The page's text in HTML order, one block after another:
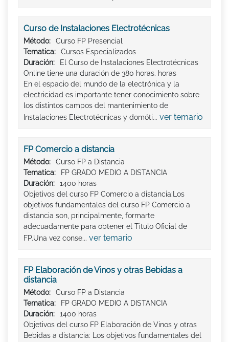
Curso de Instalaciones Electrotécnicas
Método:
Curso FP Presencial
Tematica:
Cursos Especializados
Duración:
El Curso de Instalaciones Electrotécnicas
Online tiene una duración de 380 horas. horas
En el espacio del mundo de la electrónica y la
electricidad es importante tener conocimiento sobre
los distintos campos del mantenimiento de
Instalaciones Electrotécnicas y domóti... ver temario
FP Comercio a distancia
Método:
Curso FP a Distancia
Tematica:
FP GRADO MEDIO A DISTANCIA
Duración:
1400 horas
Objetivos del curso FP Comercio a distancia:Los
objetivos fundamentales del curso FP Comercio a
distancia son, principalmente, formarte
adecuadamente para obtener el Titulo Oficial de
FP.Una vez conse... ver temario
FP Elaboración de Vinos y otras Bebidas a
distancia
Método:
Curso FP a Distancia
Tematica:
FP GRADO MEDIO A DISTANCIA
Duración:
1400 horas
Objetivos del curso FP Elaboración de Vinos y otras
Bebidas a distancia: Los objetivos fundamentales del